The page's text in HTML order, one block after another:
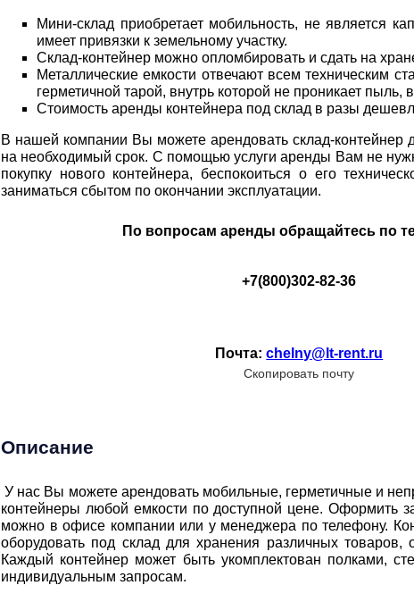
Мини-склад приобретает мобильность, не является
имеет привязки к земельному участку.
Склад-контейнер можно опломбировать и сдать на
Металлические емкости отвечают всем техническим
герметичной тарой, внутрь которой не проникает пыль,
Стоимость аренды контейнера под склад в разы
В нашей компании Вы можете арендовать склад-
на необходимый срок. С помощью услуги аренды Вам не
покупку нового контейнера, беспокоиться о его
заниматься сбытом по окончании эксплуатации.
По вопросам аренды обращайтесь по
+7(800)302-82-36
Почта:chelny@lt-rent.ru
Скопировать почту
Описание
У нас Вы можете арендовать мобильные, герметичные и
контейнеры любой емкости по доступной цене. Оформить
можно в офисе компании или у менеджера по телефону.
оборудовать под склад для хранения различных товаров,
Каждый контейнер может быть укомплектован полками,
индивидуальным запросам.